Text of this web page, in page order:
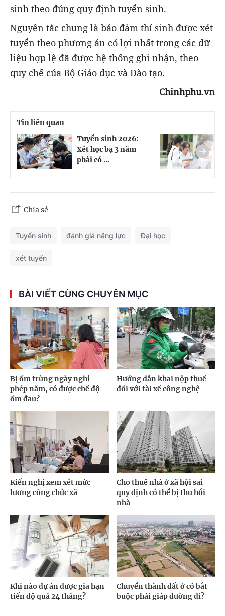
sinh theo đúng quy định tuyển sinh.
Nguyên tắc chung là bảo đảm thí sinh được xét
tuyển theo phương án có lợi nhất trong các dữ
liệu hợp lệ đã được hệ thống ghi nhận, theo
quy chế của Bộ Giáo dục và Đào tạo.
Chinhphu.vn
Tin liên quan
Tuyển sinh 2026:
Xét học bạ 3 năm
phải có ...
Chia sẻ
Tuyển sinh đánh giá năng lực Đại học
xét tuyển
BÀI VIẾT CÙNG CHUYÊN MỤC
Bị ốm trùng ngày nghỉ
phép năm, có được chế độ
ốm đau?
Hướng dẫn khai nộp thuế
đối với tài xế công nghệ
Kiến nghị xem xét mức
lương công chức xã
Cho thuê nhà ở xã hội sai
quy định có thể bị thu hồi
nhà
Khi nào dự án được gia hạn
tiến độ quá 24 tháng?
Chuyển thành đất ở có bắt
buộc phải giáp đường đi?